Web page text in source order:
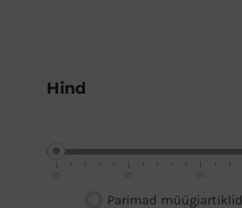
Hind
95 95 95
Parimad müügiartiklid